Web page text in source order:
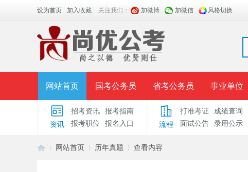
设为首页 加入收藏 关注我们： 加微博 加微信 风格切换
网站首页 国考公务员 省考公务员 事业单位
面授课程 招考公告 面试公告 报考指导
时政热点 视频课堂 名师团队
资讯
招考资讯
报考指南
报考职位
报名入口 流程
打准考证
成绩查询
面试公告
录用公示
网站首页 历年真题 查看内容